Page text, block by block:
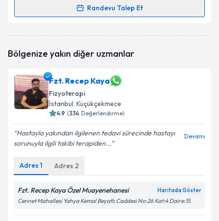
Randevu Talep Et
Randevu Takvimi Talebi
Size bu uzmandan randevu almanız için bir takvim
E-posta Adresiniz
Kişisel verilerimin işlenmesine ilişkinAydınlatma
Metni'ni okudum ve kişisel verilerimin belirtilen
Bölgenize yakın diğer uzmanlar
Fzt. Recep Kaya
Fizyoterapi
İstanbul, Küçükçekmece
4.9 (334 Değerlendirme)
Hastayla yakından ilgilenen tedavi sürecinde hastayı
sorunuyla ilgili takibi terapiden...
Devamı
Adres 1 Adres 2
Fzt. Recep Kaya Özel Muayenehanesi Haritada Göster
Cennet Mahallesi Yahya Kemal Beyatlı Caddesi No:26 Kat:4 Daire:15